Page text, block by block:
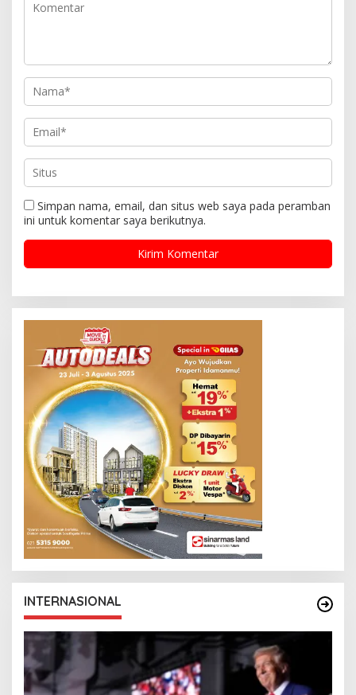
Simpan nama, email, dan situs web saya pada peramban
ini untuk komentar saya berikutnya.
INTERNASIONAL